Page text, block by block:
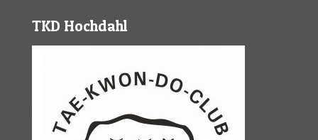
TKD Hochdahl